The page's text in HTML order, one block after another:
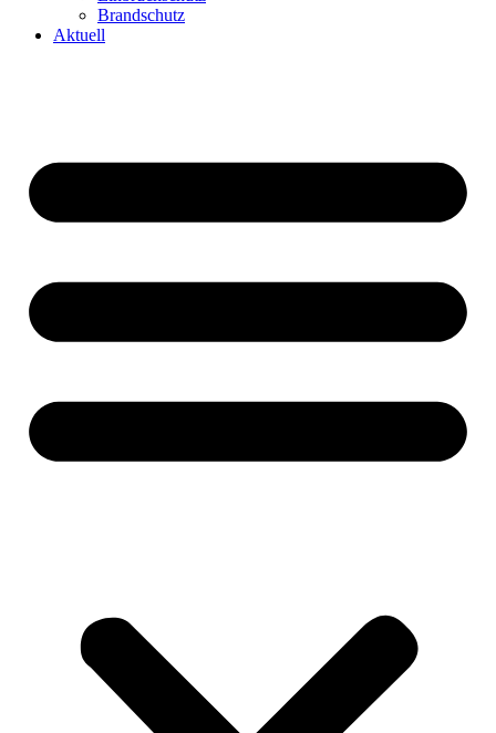
Brandschutz
Aktuell